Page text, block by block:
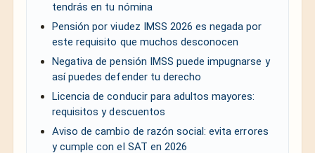
tendrás en tu nómina
Pensión por viudez IMSS 2026 es negada por
este requisito que muchos desconocen
Negativa de pensión IMSS puede impugnarse y
así puedes defender tu derecho
Licencia de conducir para adultos mayores:
requisitos y descuentos
Aviso de cambio de razón social: evita errores
y cumple con el SAT en 2026